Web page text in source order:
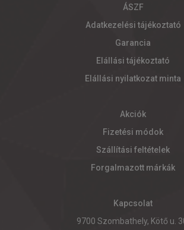
ÁSZF
Adatkezelési tájékoztató
Garancia
Elállási tájékoztató
Elállási nyilatkozat minta
Akciók
Fizetési módok
Szállítási feltételek
Forgalmazott márkák
Kapcsolat
9700 Szombathely, Kötő u.